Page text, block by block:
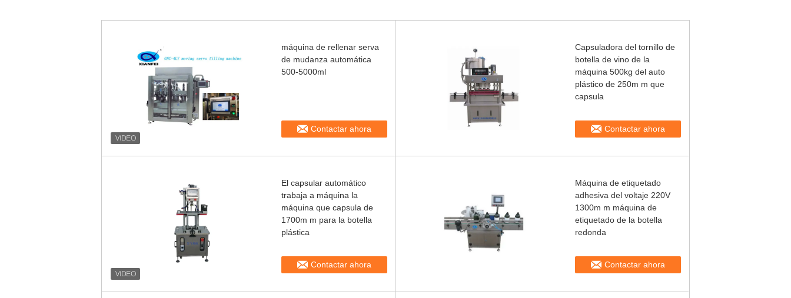
máquina de rellenar serva
de mudanza automática
500-5000ml
Contactar ahora
Capsuladora del tornillo de
botella de vino de la
máquina 500kg del auto
plástico de 250m m que
capsula
Contactar ahora
El capsular automático
trabaja a máquina la
máquina que capsula de
1700m m para la botella
plástica
Contactar ahora
Máquina de etiquetado
adhesiva del voltaje 220V
1300m m máquina de
etiquetado de la botella
redonda
Contactar ahora